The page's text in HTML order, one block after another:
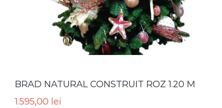
BRAD NATURAL CONSTRUIT ROZ 1.20 M
1.595,00 lei